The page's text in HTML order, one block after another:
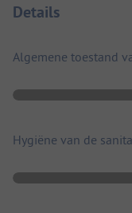
Details
Algemene toestand
Hygiëne van de